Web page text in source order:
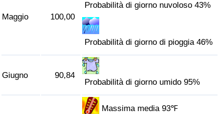
Maggio 100,00
Probabilità di giorno nuvoloso 43%
Probabilità di giorno di pioggia 46%
Giugno 90,84
Probabilità di giorno umido 95%
Massima media 93℉
Indice del traffico (Corrente)
Indice del traffico per Nazione